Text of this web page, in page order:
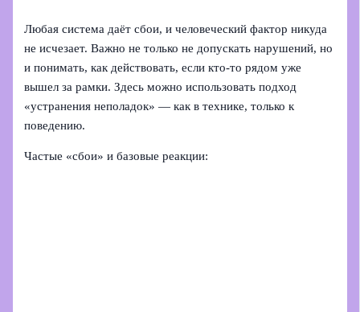
Любая система даёт сбои, и человеческий фактор никуда
не исчезает. Важно не только не допускать нарушений, но
и понимать, как действовать, если кто-то рядом уже
вышел за рамки. Здесь можно использовать подход
«устранения неполадок» — как в технике, только к
поведению.
Частые «сбои» и базовые реакции: